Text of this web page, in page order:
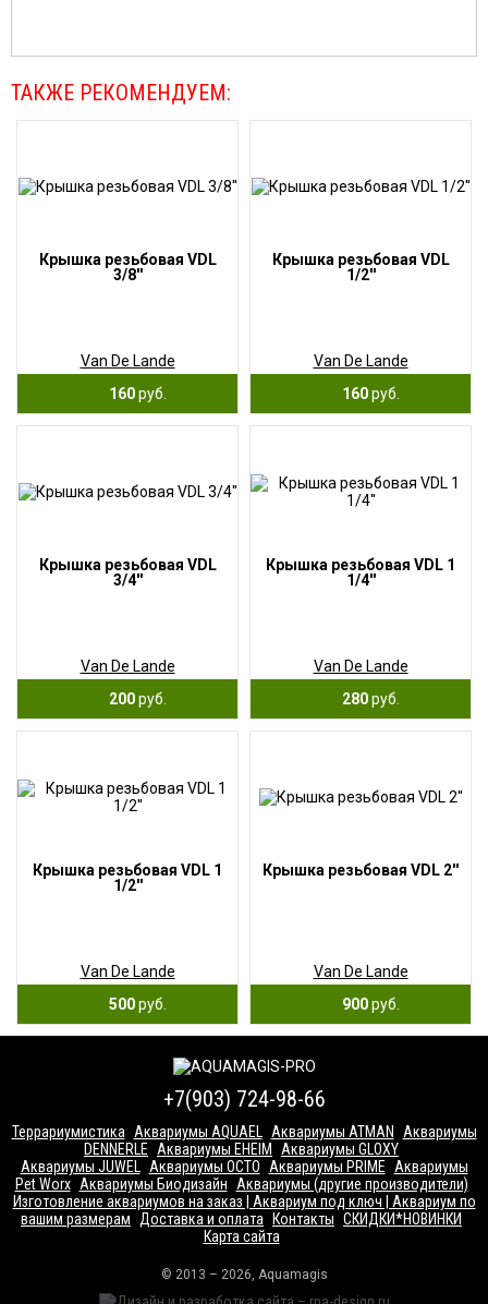
ТАКЖЕ РЕКОМЕНДУЕМ:
Крышка резьбовая VDL
3/8''
Van De Lande
160руб.
Крышка резьбовая VDL
1/2''
Van De Lande
160руб.
Крышка резьбовая VDL
3/4''
Van De Lande
200руб.
Крышка резьбовая VDL 1
1/4''
Van De Lande
280руб.
Крышка резьбовая VDL 1
1/2''
Van De Lande
500руб.
Крышка резьбовая VDL 2''
Van De Lande
900руб.
+7(903) 724-98-66
Террариумистика Аквариумы AQUAEL Аквариумы ATMAN
Аквариумы
DENNERLE
Аквариумы EHEIM
Аквариумы GLOXY
Аквариумы JUWEL
Аквариумы OCTO Аквариумы PRIME
Аквариумы
Pet Worx Аквариумы Биодизайн
Аквариумы (другие производители)
Изготовление аквариумов на заказ | Аквариум под ключ | Аквариум по
вашим размерам
Доставка и оплата Контакты СКИДКИ*НОВИНКИ
Карта сайта
© 2013 – 2026, Aquamagis